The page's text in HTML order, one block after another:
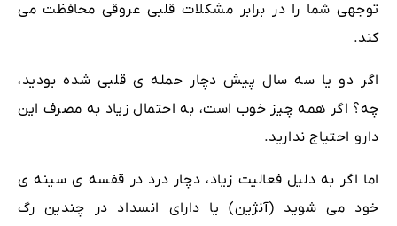
توجهی شما را در برابر مشکلات قلبی عروقی محافظت می
کند.
اگر دو یا سه سال پیش دچار حمله ی قلبی شده بودید،
چه؟ اگر همه چیز خوب است، به احتمال زیاد به مصرف این
دارو احتیاج ندارید.
اما اگر به دلیل فعالیت زیاد، دچار درد در قفسه ی سینه ی
خود می شوید (آنژین) یا دارای انسداد در چندین رگ